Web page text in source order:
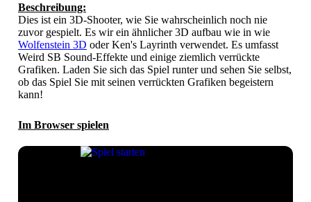
Beschreibung:
Dies ist ein 3D-Shooter, wie Sie wahrscheinlich noch nie
zuvor gespielt. Es wir ein ähnlicher 3D aufbau wie in wie
Wolfenstein 3D oder Ken's Layrinth verwendet. Es umfasst
Weird SB Sound-Effekte und einige ziemlich verrückte
Grafiken. Laden Sie sich das Spiel runter und sehen Sie selbst,
ob das Spiel Sie mit seinen verrückten Grafiken begeistern
kann!
Im Browser spielen